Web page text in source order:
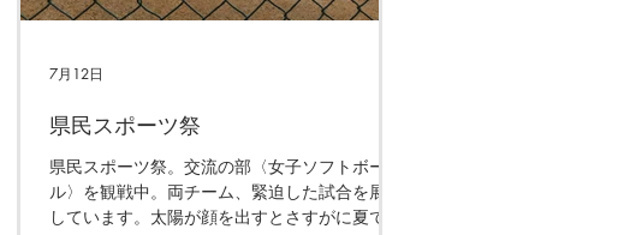
県民スポーツ祭
県民スポーツ祭。交流の部〈女子ソフトボー
ル〉を観戦中。両チーム、緊迫した試合を展開
しています。太陽が顔を出すとさすがに夏で
7月12日